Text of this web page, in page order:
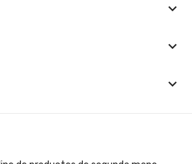
keyboard_arrow_down
keyboard_arrow_down
keyboard_arrow_down